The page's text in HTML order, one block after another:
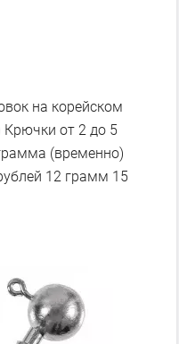
на корейском
Крючки от 2 до 5
(временно)
12 грамм 15